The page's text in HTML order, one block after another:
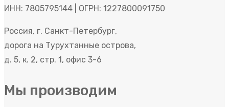
ИНН: 7805795144 | ОГРН: 1227800091750
Россия, г. Санкт-Петербург,
дорога на Турухтанные острова,
д. 5, к. 2, стр. 1, офис 3-6
Мы производим